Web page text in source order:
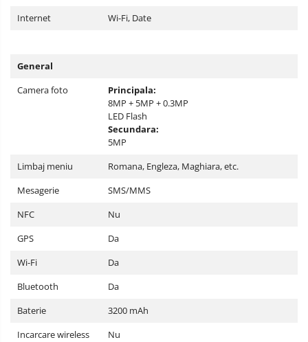
Internet Wi-Fi, Date
General
Camera foto
Principala:
8MP + 5MP + 0.3MP
LED Flash
Secundara:
5MP
Limbaj meniu
Romana, Engleza, Maghiara, etc.
Mesagerie
SMS/MMS
NFC
Nu
GPS
Da
Wi-Fi
Da
Bluetooth
Da
Baterie
3200 mAh
Incarcare wireless
Nu